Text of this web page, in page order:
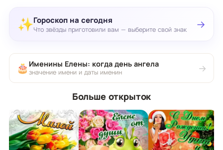
✨Гороскоп на сегодня
Что звёзды приготовили вам — выберите свой знак →
🎂 Именины Елены: когда день ангела
значение имени и даты именин →
Больше открыток